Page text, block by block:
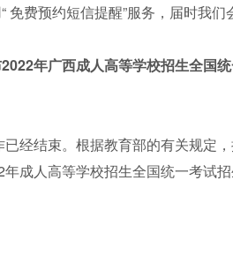
免费预约短信提醒”服务，届时我们
年广西成人高等学校招生全国
经结束。根据教育部的有关规定
成人高等学校招生全国统一考试